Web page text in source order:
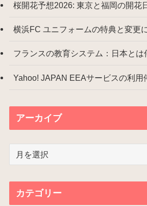
桜開花予想2026: 東京と福岡の開花
横浜FC ユニフォームの特典と変更
フランスの教育システム：日本とは
Yahoo! JAPAN EEAサービスの利用
アーカイブ
カテゴリー